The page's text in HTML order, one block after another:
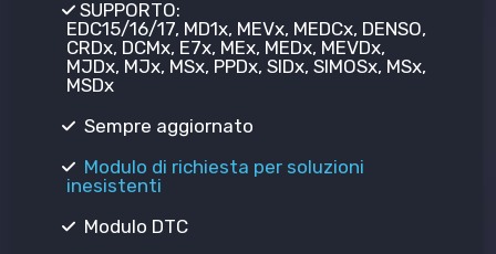
SUPPORTO:
EDC15/16/17, MD1x, MEVx, MEDCx, DENSO,
CRDx, DCMx, E7x, MEx, MEDx, MEVDx,
MJDx, MJx, MSx, PPDx, SIDx, SIMOSx, MSx,
MSDx
Sempre aggiornato
Modulo di richiesta per soluzioni
inesistenti
Modulo DTC